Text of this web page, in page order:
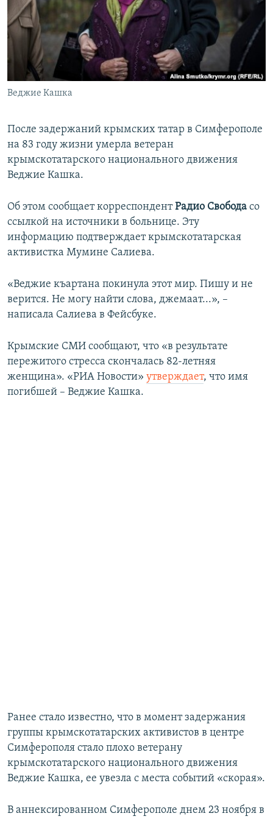
ПОБЕДИТЕЛЕЙ НЕ СУДЯТ?
КРЫМ.НЕПОКОРЕННЫЙ
ELIFBE
УКРАИНСКАЯ ПРОБЛЕМА КРЫМА
ПРИСОЕДИНЯЙТЕСЬ!
Все сайты RFE/RL
Веджие Кашка
После задержаний крымских татар в Симферополе
на 83 году жизни умерла ветеран
крымскотатарского национального движения
Веджие Кашка.
Об этом сообщает корреспондентРадио Свобода со
ссылкой на источники в больнице. Эту
информацию подтверждает крымскотатарская
активистка Мумине Салиева.
«Веджие къартана покинула этот мир. Пишу и не
верится. Не могу найти слова, джемаат...», –
написала Салиева в Фейсбуке.
Крымские СМИ сообщают, что «в результате
пережитого стресса скончалась 82-летняя
женщина». «РИА Новости» утверждает, что имя
погибшей – Веджие Кашка.
Ранее стало известно, что в момент задержания
группы крымскотатарских активистов в центре
Симферополя стало плохо ветерану
крымскотатарского национального движения
Веджие Кашка, ее увезла с места событий «скорая».
В аннексированном Симферополе днем 23 ноября в